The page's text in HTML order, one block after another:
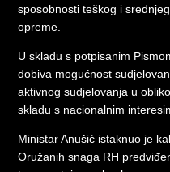
sposobnosti teškog i
opreme.
U skladu s potpisanim
dobiva mogućnost
aktivnog sudjelovanja u
skladu s nacionalnim
Ministar Anušić istaknuo je
Oružanih snaga RH